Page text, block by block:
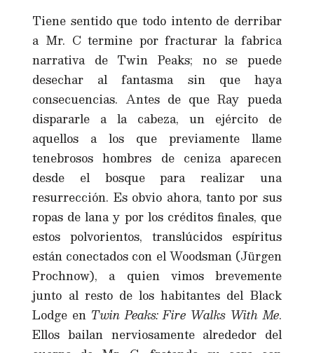
Tiene sentido que todo intento de derribar
a Mr. C termine por fracturar la fabrica
narrativa de Twin Peaks; no se puede
desechar al fantasma sin que haya
consecuencias. Antes de que Ray pueda
dispararle a la cabeza, un ejército de
aquellos a los que previamente llame
tenebrosos hombres de ceniza aparecen
desde el bosque para realizar una
resurrección. Es obvio ahora, tanto por sus
ropas de lana y por los créditos finales, que
estos polvorientos, translúcidos espíritus
están conectados con el Woodsman (Jürgen
Prochnow), a quien vimos brevemente
junto al resto de los habitantes del Black
Lodge en Twin Peaks: Fire Walks With Me.
Ellos bailan nerviosamente alrededor del